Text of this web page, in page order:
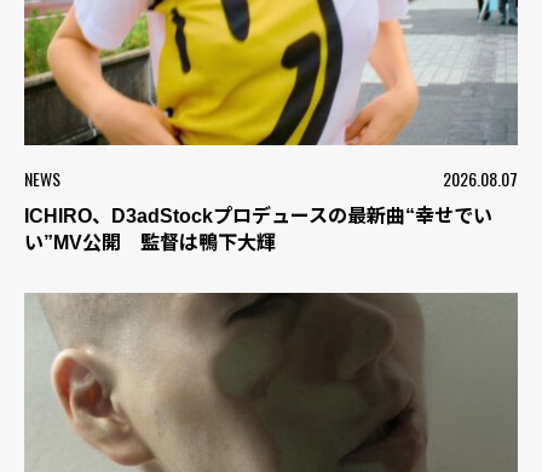
NEWS 2026.08.07
ICHIRO、D3adStockプロデュースの最新曲“幸せでい
い”MV公開 監督は鴨下大輝